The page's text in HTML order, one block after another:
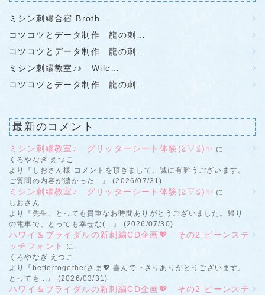
ミシン刺繡合宿 Broth…
コツコツとデータ制作 龍の刺…
コツコツとデータ制作 龍の刺…
ミシン刺繍教室♪♪ Wilc…
コツコツとデータ制作 龍の刺…
最新のコメント
ミシン刺繍教室♪ グリッターシート体験(≧▽≦)✨ に
くろやなぎ えつこ
より『しおさん様 コメントを頂きまして、誠に有難うございます。
ご質問の内容が濃かった...』 (2026/07/31)
ミシン刺繍教室♪ グリッターシート体験(≧▽≦)✨ に
しおさん
より『先生、とっても貴重なお時間ありがとうございました。帰り
の電車で、とっても幸せな(...』 (2026/07/30)
ハワイ＆ブライダルの新刺繍CD企画💖 その2 ビーンステ
ッチフォント
に
くろやなぎ えつこ
より『bettertogetherさま💖 喜んで下さりありがとうございます。
とっても...』 (2026/03/31)
ハワイ＆ブライダルの新刺繍CD企画💖 その2 ビーンステ